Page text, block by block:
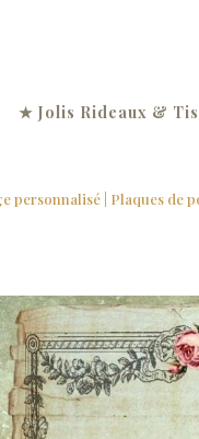
★ Jolis Rideaux &
personnalisé Plaques de